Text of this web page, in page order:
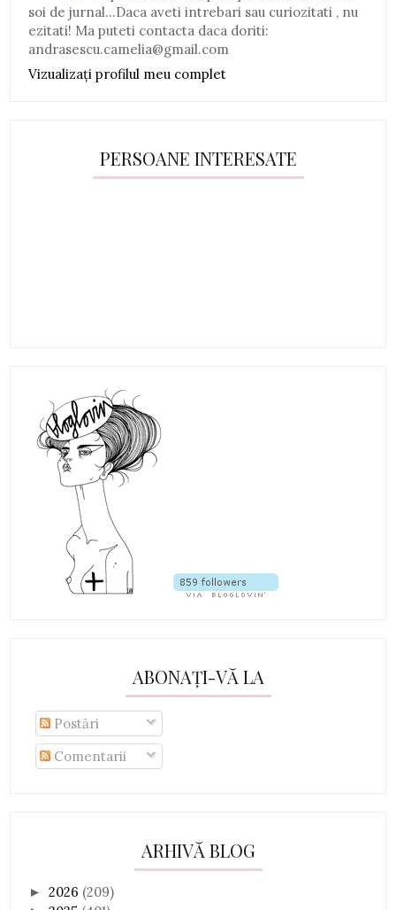
soi de jurnal...Daca aveti intrebari sau curiozitati , nu
ezitati! Ma puteti contacta daca doriti:
andrasescu.camelia@gmail.com
Vizualizați profilul meu complet
PERSOANE INTERESATE
ABONAȚI-VĂ LA
Postări
Comentarii
ARHIVĂ BLOG
►2026 (209)